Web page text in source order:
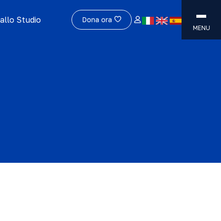
Studio Dona ora
MENU